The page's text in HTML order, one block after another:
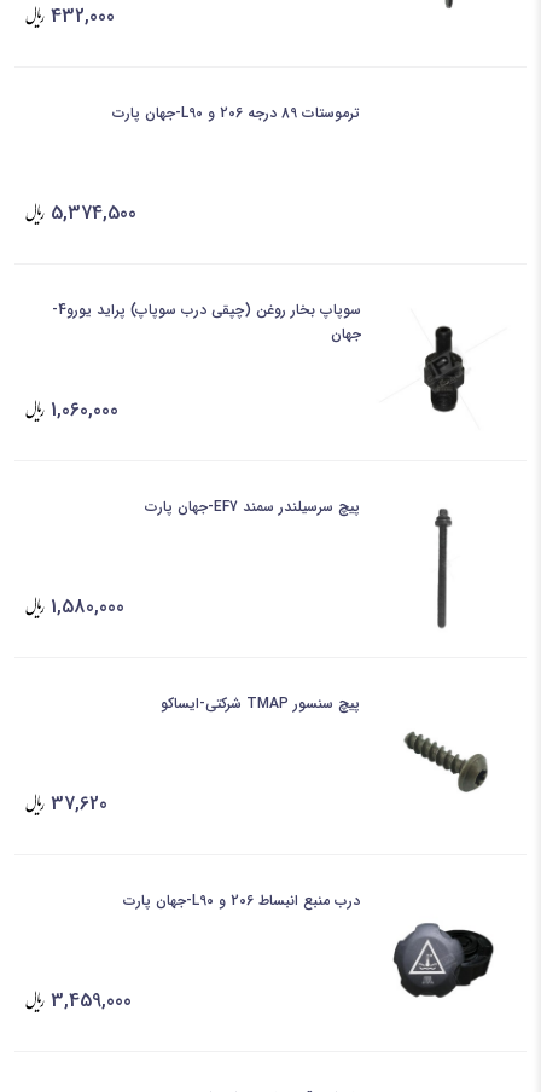
432,000
ترموستات 89 درجه 206 و L90-جهان پارت
5,374,500
سوپاپ بخار روغن (چپقی درب سوپاپ) پراید یورو4-
جهان
1,060,000
پیچ سرسیلندر سمند EF7-جهان پارت
1,580,000
پیچ سنسور TMAP شرکتی-ایساکو
37,620
درب منبع انبساط 206 و L90-جهان پارت
3,459,000